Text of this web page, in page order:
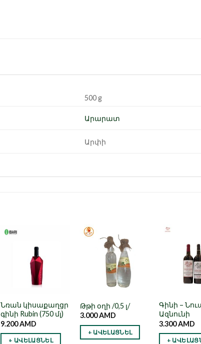
500 g
Արարատ
Արփի
Նշել որպես
նախընտրած
Նռան կիսաքաղցր
գինի Rubin (750 մլ)
9.200AMD
+ ԱՎԵԼԱՑՆԵԼ
Նշել որպես
նախընտրած
Թթի օղի /0,5 լ/
3.000AMD
+ ԱՎԵԼԱՑՆԵԼ
Նշել
Գինի –
Ազնունի
3.300AMD
+